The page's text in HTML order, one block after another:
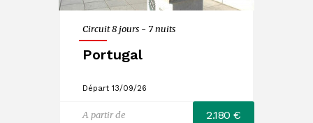
Circuit 8 jours - 7 nuits
Portugal
Départ 13/09/26
A partir de 2.180 €